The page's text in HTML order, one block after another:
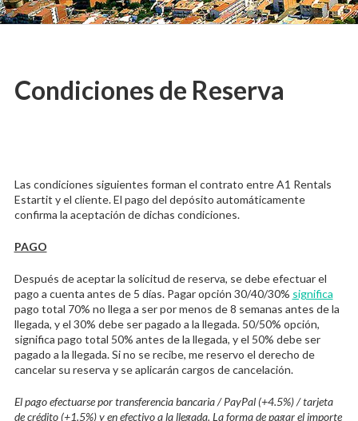
in
L'Estartit
Condiciones de Reserva
Las condiciones siguientes forman el contrato entre A1 Rentals
Estartit y el cliente. El pago del depósito automáticamente
confirma la aceptación de dichas condiciones.
PAGO
Después de aceptar la solicitud de reserva, se debe efectuar el
pago a cuenta antes de 5 días. Pagar opción 30/40/30% significa
pago total 70% no llega a ser por menos de 8 semanas antes de la
llegada, y el 30% debe ser pagado a la llegada. 50/50% opción,
significa pago total 50% antes de la llegada, y el 50% debe ser
pagado a la llegada. Si no se recibe, me reservo el derecho de
cancelar su reserva y se aplicarán cargos de cancelación.
El pago efectuarse por transferencia bancaria / PayPal (+4.5%) / tarjeta
de crédito (+1.5%) y en efectivo a la llegada. La forma de pagar el importe